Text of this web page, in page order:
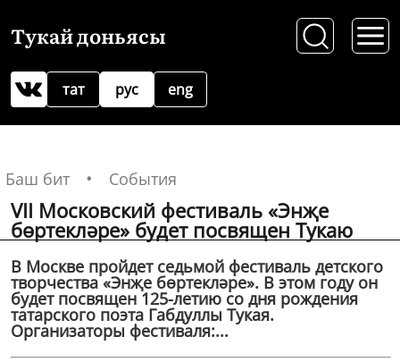
Тукай доньясы
рус
тат eng
Баш бит События
VII Московский фестиваль «Энҗе
бөртекләре» будет посвящен Тукаю
В Москве пройдет седьмой фестиваль детского
творчества «Энҗе бөртекләре». В этом году он
будет посвящен 125-летию со дня рождения
татарского поэта Габдуллы Тукая.
Организаторы фестиваля:...